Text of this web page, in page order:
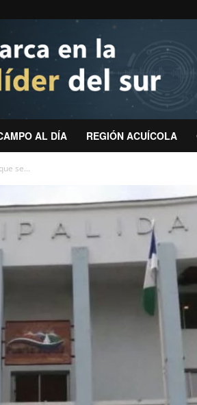
AL DÍA REGIÓN ACUÍCOLA
se...